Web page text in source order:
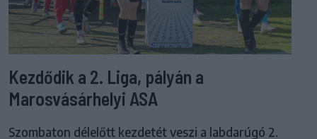
Kezdődik a 2. Liga, pályán a
Marosvásárhelyi ASA
Szombaton délelőtt kezdetét veszi a labdarúgó 2.